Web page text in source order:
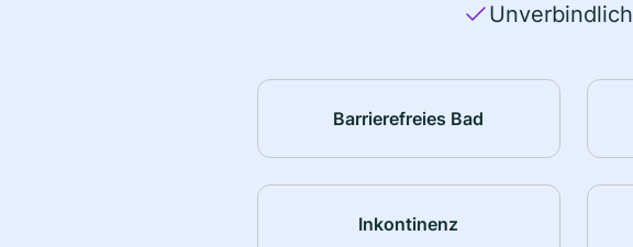
Unverbindlich
Barrierefreies Bad
Inkontinenz